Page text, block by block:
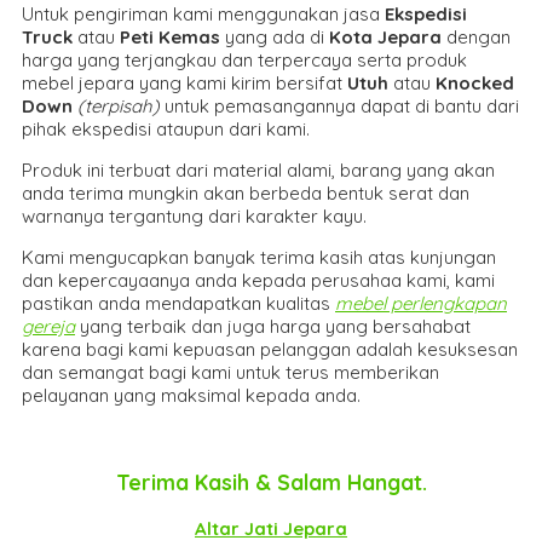
Untuk pengiriman kami menggunakan jasa Ekspedisi
Truck atau Peti Kemas yang ada di Kota Jepara dengan
harga yang terjangkau dan terpercaya serta produk
mebel jepara yang kami kirim bersifat Utuh atau Knocked
Down (terpisah) untuk pemasangannya dapat di bantu dari
pihak ekspedisi ataupun dari kami.
Produk ini terbuat dari material alami, barang yang akan
anda terima mungkin akan berbeda bentuk serat dan
warnanya tergantung dari karakter kayu.
Kami mengucapkan banyak terima kasih atas kunjungan
dan kepercayaanya anda kepada perusahaa kami, kami
pastikan anda mendapatkan kualitas mebel perlengkapan
gerejayang terbaik dan juga harga yang bersahabat
karena bagi kami kepuasan pelanggan adalah kesuksesan
dan semangat bagi kami untuk terus memberikan
pelayanan yang maksimal kepada anda.
Terima Kasih & Salam Hangat.
Altar Jati Jepara